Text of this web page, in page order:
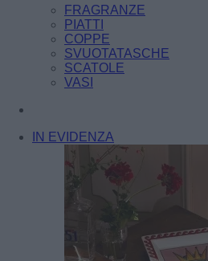
FRAGRANZE
PIATTI
COPPE
SVUOTATASCHE
SCATOLE
VASI
IN EVIDENZA